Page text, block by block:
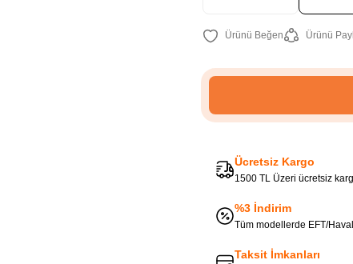
Ürünü
Ücretsiz Kargo
1500 TL Üzeri ücretsiz
%3 İndirim
Tüm modellerde EFT/
Taksit İmkanları